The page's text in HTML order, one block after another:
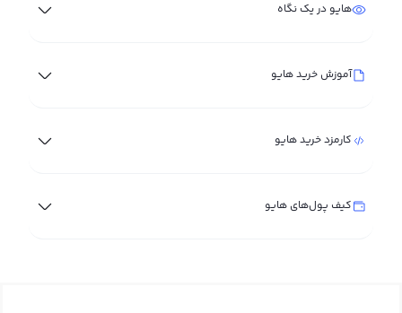
هایو در یک نگاه
آموزش خرید هایو
کارمزد خرید هایو
کیف پول‌های هایو